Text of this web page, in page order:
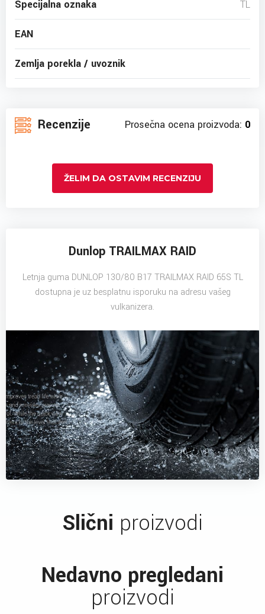
Specijalna oznaka TL
EAN
Zemlja porekla / uvoznik
Recenzije Prosečna ocena proizvoda: 0
ŽELIM DA OSTAVIM RECENZIJU
Dunlop TRAILMAX RAID
Letnja guma DUNLOP 130/80 B17 TRAILMAX RAID 65S TL
dostupna je uz besplatnu isporuku na adresu vašeg
vulkanizera.
Slični proizvodi
Nedavno pregledani
proizvodi